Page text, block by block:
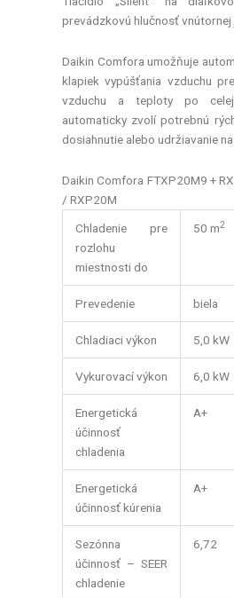
prevádzkovú hlučnosť
Daikin Comfora umožňuje
klapiek vypúšťania vzduchu
vzduchu a teploty po
automaticky zvolí potrebnú
dosiahnutie alebo udržiavanie
Daikin Comfora FTXP20M9 +
/ RXP20M
Chladenie pre
rozlohu
miestnosti do
50 m2
Prevedenie biela
Chladiaci výkon 5,0 kW
Vykurovací výkon 6,0 kW
Energetická
účinnosť
chladenia
A+
Energetická
účinnosť kúrenia
A+
Sezónna
účinnosť – SEER
chladenie
6,72